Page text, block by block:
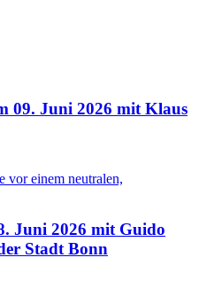
09. Juni 2026 mit Klaus
Juni 2026 mit Guido
Stadt Bonn